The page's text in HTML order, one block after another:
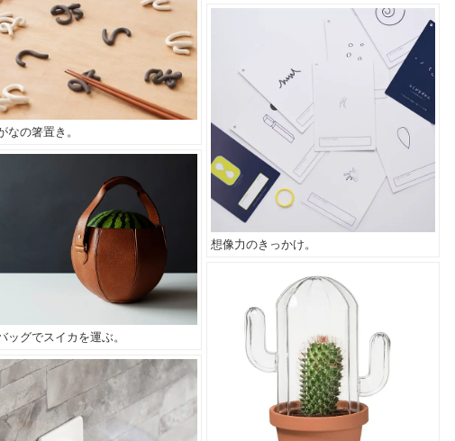
なの箸置き。
想像力のきっかけ。
ッグでスイカを運ぶ。